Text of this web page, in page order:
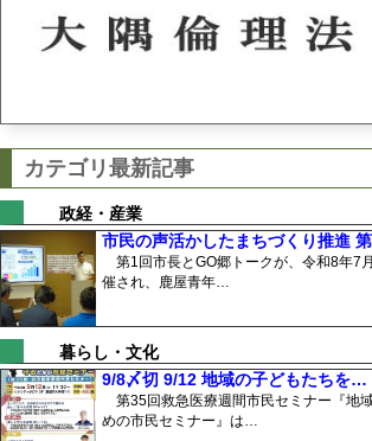
カテゴリ最新記事
政経・産業
市民の声活かしたまちづくり推進
第1回市長とGO郷トークが、令和8年7
催され、鹿屋青年…
暮らし・文化
9/8〆切 9/12 地域の子どもたちを…
第35回救急医療週間市民セミナー『地
めの市民セミナー』は…